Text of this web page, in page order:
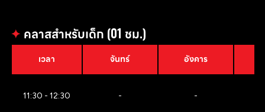
✦ คลาสสำหรับเด็ก (01 ชม.)
เวลา จันทร์ อังคาร
11:30 - 12:30 - -